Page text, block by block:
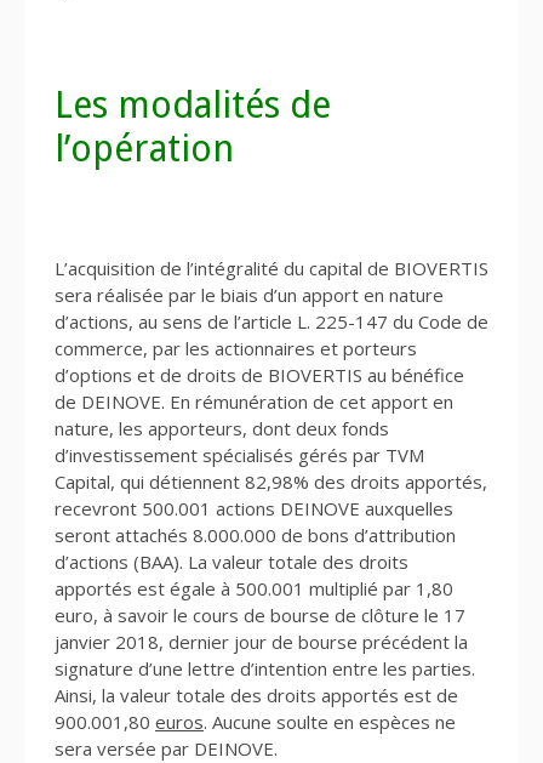
Les modalités de
l’opération
L’acquisition de l’intégralité du capital de BIOVERTIS
sera réalisée par le biais d’un apport en nature
d’actions, au sens de l’article L. 225-147 du Code de
commerce, par les actionnaires et porteurs
d’options et de droits de BIOVERTIS au bénéfice
de DEINOVE. En rémunération de cet apport en
nature, les apporteurs, dont deux fonds
d’investissement spécialisés gérés par TVM
Capital, qui détiennent 82,98% des droits apportés,
recevront 500.001 actions DEINOVE auxquelles
seront attachés 8.000.000 de bons d’attribution
d’actions (BAA). La valeur totale des droits
apportés est égale à 500.001 multiplié par 1,80
euro, à savoir le cours de bourse de clôture le 17
janvier 2018, dernier jour de bourse précédent la
signature d’une lettre d’intention entre les parties.
Ainsi, la valeur totale des droits apportés est de
900.001,80 euros. Aucune soulte en espèces ne
sera versée par DEINOVE.